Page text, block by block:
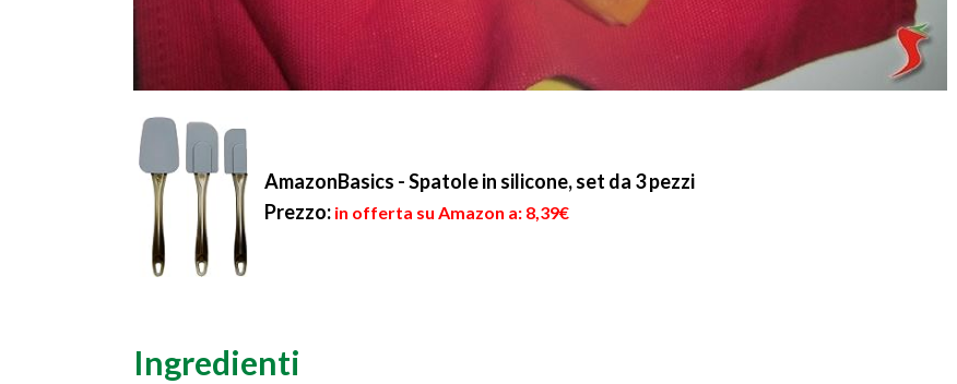
AmazonBasics - Spatole in silicone, set da 3 pezzi
Prezzo: in offerta su Amazon a: 8,39€
Ingredienti